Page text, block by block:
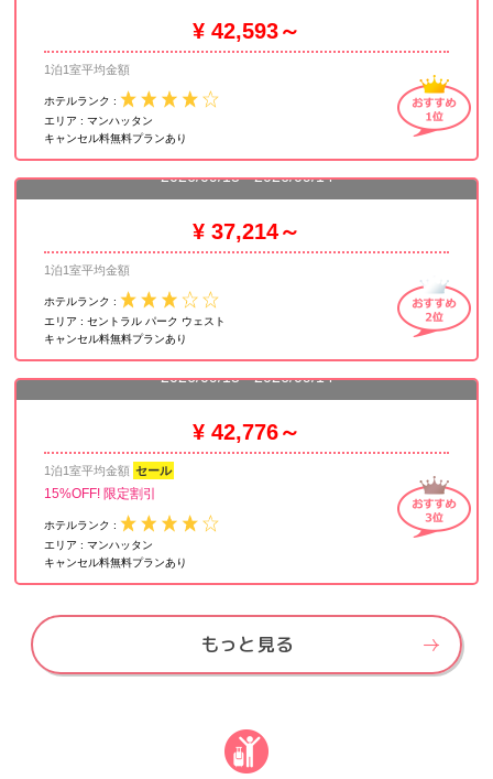
¥ 42,593～
1泊1室平均金額
ホテルランク :
エリア :マンハッタン
キャンセル料無料プランあり
2026/09/13 - 2026/09/14
¥ 37,214～
1泊1室平均金額
ホテルランク :
エリア :セントラル パーク ウェスト
キャンセル料無料プランあり
2026/09/13 - 2026/09/14
¥ 42,776～
1泊1室平均金額 セール
15%OFF! 限定割引
ホテルランク :
エリア :マンハッタン
キャンセル料無料プランあり
もっと見る